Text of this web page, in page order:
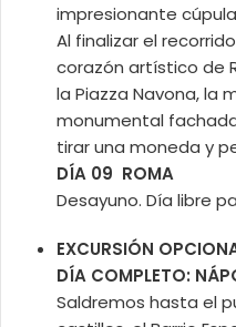
impresionante
Al finalizar el
corazón artístico de
la Piazza Navona, la
monumental
tirar una moneda y
DÍA 09 ROMA
Desayuno. Día libre
EXCURSIÓN
DÍA COMPLETO:
Saldremos hasta el